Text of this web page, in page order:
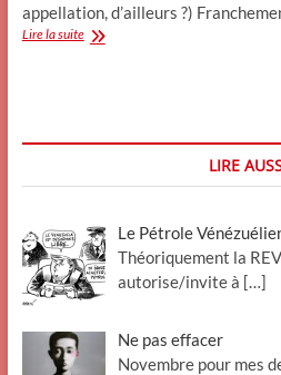
appellation, d’ailleurs ?)
Lire la suiteLe
LIRE
Le Pétrole
Théoriquement la
autorise/invite à […]
Ne pas effacer
Novembre pour mes